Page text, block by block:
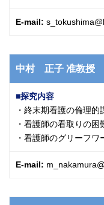
E-mail:
中村 正子 准教授
探究内容
・終末期看護の倫理
・看護師の看取りの
・看護師のグリーフ
E-mail: